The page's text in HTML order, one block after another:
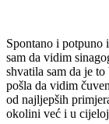
Spontano i potpuno
sam da vidim
shvatila sam da je
pošla da vidim
od najljepših
okolini već i u